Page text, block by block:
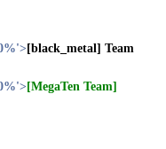
[black_metal] Team
[MegaTen Team]